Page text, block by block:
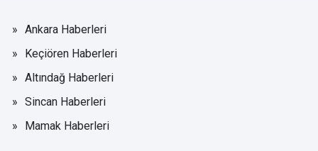
Ankara Haberleri
Keçiören Haberleri
Altındağ Haberleri
Sincan Haberleri
Mamak Haberleri